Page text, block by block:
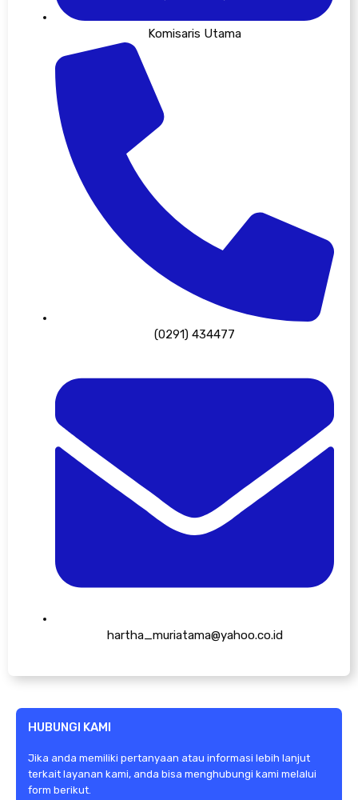
Komisaris Utama
(0291) 434477
hartha_muriatama@yahoo.co.id
HUBUNGI KAMI
Jika anda memiliki pertanyaan atau informasi lebih lanjut
terkait layanan kami, anda bisa menghubungi kami melalui
form berikut.